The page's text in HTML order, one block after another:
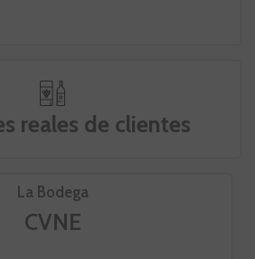
La Bodega
CVNE
reales de clientes